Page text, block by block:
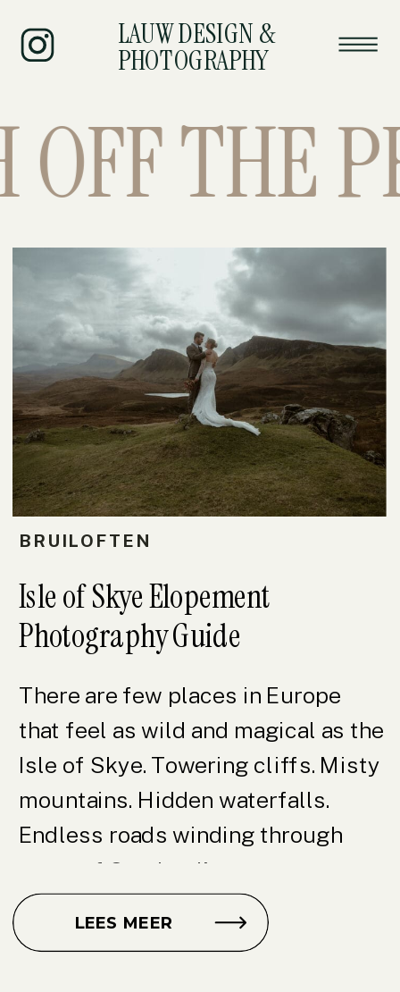
LAUW DESIGN &
PHOTOGRAPHY
There are few places in Europe
that feel as wild and magical as the
Isle of Skye. Towering cliffs. Misty
mountains. Hidden waterfalls.
Endless roads winding through
some of Scotland’s most
breathtaking landscapes. If you’re
dreaming of an intimate wedding
Isle of Skye Elopement
Photography Guide
LEES MEER
BRUILOFTEN
THE